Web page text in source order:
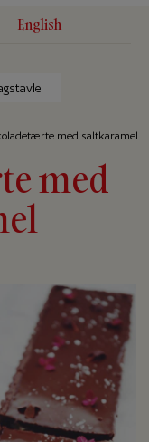
English
med saltkaramel
med